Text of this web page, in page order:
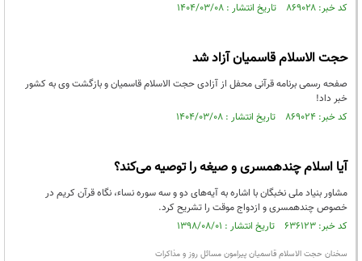
کد خبر: ۸۶۹۰۲۸ تاریخ انتشار : ۱۴۰۴/۰۳/۰۸
حجت الاسلام قاسمیان آزاد شد
صفحه رسمی برنامه قرآنی محفل از آزادی حجت الاسلام قاسمیان و بازگشت وی به کشور
خبر‌ داد!
کد خبر: ۸۶۹۰۲۴ تاریخ انتشار : ۱۴۰۴/۰۳/۰۸
آیا اسلام چندهمسری و صیغه را توصیه می‌کند؟
مشاور بنیاد ملی نخبگان با اشاره به آیه‌های دو و سه سوره نساء، نگاه قرآن کریم در
خصوص چندهمسری و ازدواج موقت را تشریح کرد.
کد خبر: ۶۳۶۱۲۳ تاریخ انتشار : ۱۳۹۸/۰۸/۰۱
سخنان حجت الاسلام قاسمیان پیرامون مسائل روز و مذاکرات